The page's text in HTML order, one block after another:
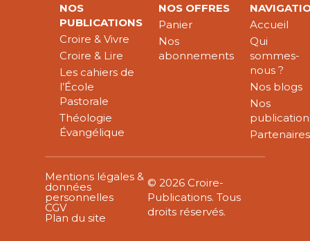
NOS
PUBLICATIONS
Croire & Vivre
Croire & Lire
Les cahiers de
l’École
Pastorale
Théologie
Évangélique
NOS OFFRES
Panier
Nos
abonnements
Accueil
Qui
sommes-
nous ?
Nos blogs
Nos
Partenaires
Mentions légales &
données
personnelles
CGV
Plan du site
© 2026 Croire-
Publications. Tous
droits réservés.